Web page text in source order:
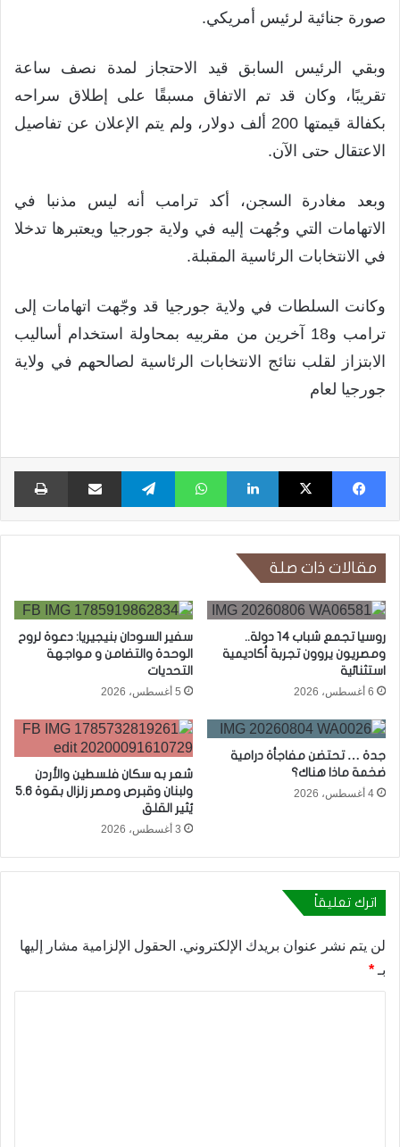
صورة جنائية لرئيس أمريكي.
وبقي الرئيس السابق قيد الاحتجاز لمدة نصف ساعة
تقريبًا، وكان قد تم الاتفاق مسبقًا على إطلاق سراحه
بكفالة قيمتها 200 ألف دولار، ولم يتم الإعلان عن تفاصيل
الاعتقال حتى الآن.
وبعد مغادرة السجن، أكد ترامب أنه ليس مذنبا في
الاتهامات التي وجُهت إليه في ولاية جورجيا ويعتبرها تدخلا
في الانتخابات الرئاسية المقبلة.
وكانت السلطات في ولاية جورجيا قد وجّهت اتهامات إلى
ترامب و18 آخرين من مقربيه بمحاولة استخدام أساليب
الابتزاز لقلب نتائج الانتخابات الرئاسية لصالحهم في ولاية
جورجيا لعام
فيسبوك X لينكدإن واتساب تيلقرام مشاركة عبر البريد
مقالات ذات صلة
روسيا تجمع شباب 14 دولة..
ومصريون يروون تجربة أكاديمية
استثنائية
6 أغسطس، 2026
سفير السودان بنيجيريا: دعوة لروح
الوحدة والتضامن و مواجهة
التحديات
5 أغسطس، 2026
جدة … تحتضن مفاجأة درامية
ضخمة ماذا هناك؟
4 أغسطس، 2026
شعر به سكان فلسطين والأردن
ولبنان وقبرص ومصر زلزال بقوة 5.6
يُثير القلق
3 أغسطس، 2026
اترك تعليقاً
لن يتم نشر عنوان بريدك الإلكتروني. الحقول الإلزامية مشار إليها
بـ *